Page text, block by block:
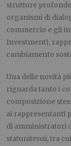
strutture
organismi di
commercio e gli
Investment),
cambiamento
Una delle novità
riguarda tanto i
composizione
ai rappresentanti
di amministratori
statunitensi, tra